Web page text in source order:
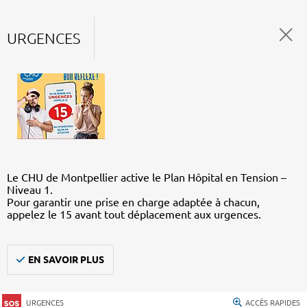
URGENCES
Le CHU de Montpellier active le Plan Hôpital en Tension –
Niveau 1.
Pour garantir une prise en charge adaptée à chacun,
appelez le 15 avant tout déplacement aux urgences.
EN SAVOIR PLUS
URGENCES ACCÈS RAPIDES